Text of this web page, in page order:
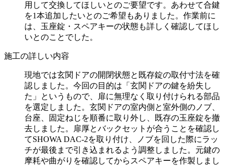
用して交換してほしいとのご要望です。あわせて合鍵
を1本追加したいとのご希望もありました。作業前に
は、玉座錠・スペアキーの状態も詳しく確認してほし
いとのことでした。
施工の詳しい内容
現地では玄関ドアの開閉状態と既存錠の取付寸法を確
認しました。今回の目的は「玄関ドアの鍵を紛失し
た」というもので、扉に無理なく取り付けられる部品
を選定しました。玄関ドアの室内側と室外側のノブ、
台座、固定ねじを順番に取り外し、既存の玉座錠を撤
去しました。扉厚とバックセットが合うことを確認し
てSHOWA DAC-2を取り付け、ノブを回した際にラッ
チが最後まで引き込まれるよう調整しました。元鍵の
摩耗や曲がりを確認してからスペアキーを作製しまし